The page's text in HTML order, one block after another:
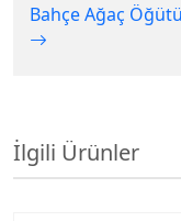
Bahçe Ağaç
İlgili Ürünler